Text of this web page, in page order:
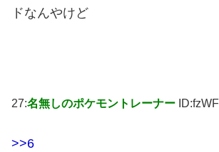
ドなんやけど
27:名無しのポケモントレーナー
>>6